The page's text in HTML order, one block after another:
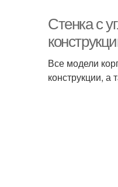
Стенка с
Все модели
конструкции, а